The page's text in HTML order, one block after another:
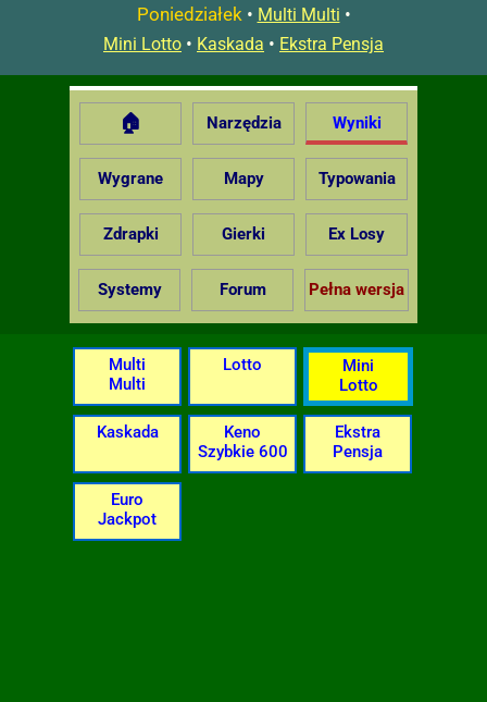
Poniedziałek• Multi Multi •
Mini Lotto • Kaskada • Ekstra Pensja
🏠 Narzędzia Wyniki
Wygrane Mapy Typowania
Zdrapki Gierki Ex Losy
Systemy Forum Pełna wersja
Multi
Multi
Lotto
Mini
Lotto
Kaskada
Keno
Szybkie 600
Ekstra
Pensja
Euro
Jackpot